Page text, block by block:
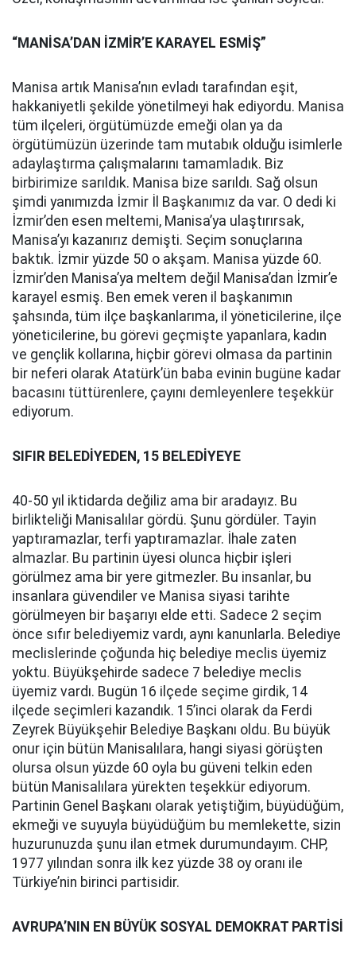
“MANİSA’DAN İZMİR’E KARAYEL ESMİŞ”
Manisa artık Manisa’nın evladı tarafından eşit,
hakkaniyetli şekilde yönetilmeyi hak ediyordu. Manisa
tüm ilçeleri, örgütümüzde emeği olan ya da
örgütümüzün üzerinde tam mutabık olduğu isimlerle
adaylaştırma çalışmalarını tamamladık. Biz
birbirimize sarıldık. Manisa bize sarıldı. Sağ olsun
şimdi yanımızda İzmir İl Başkanımız da var. O dedi ki
İzmir’den esen meltemi, Manisa’ya ulaştırırsak,
Manisa’yı kazanırız demişti. Seçim sonuçlarına
baktık. İzmir yüzde 50 o akşam. Manisa yüzde 60.
İzmir’den Manisa’ya meltem değil Manisa’dan İzmir’e
karayel esmiş. Ben emek veren il başkanımın
şahsında, tüm ilçe başkanlarıma, il yöneticilerine, ilçe
yöneticilerine, bu görevi geçmişte yapanlara, kadın
ve gençlik kollarına, hiçbir görevi olmasa da partinin
bir neferi olarak Atatürk’ün baba evinin bugüne kadar
bacasını tüttürenlere, çayını demleyenlere teşekkür
ediyorum.
SIFIR BELEDİYEDEN, 15 BELEDİYEYE
40-50 yıl iktidarda değiliz ama bir aradayız. Bu
birlikteliği Manisalılar gördü. Şunu gördüler. Tayin
yaptıramazlar, terfi yaptıramazlar. İhale zaten
almazlar. Bu partinin üyesi olunca hiçbir işleri
görülmez ama bir yere gitmezler. Bu insanlar, bu
insanlara güvendiler ve Manisa siyasi tarihte
görülmeyen bir başarıyı elde etti. Sadece 2 seçim
önce sıfır belediyemiz vardı, aynı kanunlarla. Belediye
meclislerinde çoğunda hiç belediye meclis üyemiz
yoktu. Büyükşehirde sadece 7 belediye meclis
üyemiz vardı. Bugün 16 ilçede seçime girdik, 14
ilçede seçimleri kazandık. 15’inci olarak da Ferdi
Zeyrek Büyükşehir Belediye Başkanı oldu. Bu büyük
onur için bütün Manisalılara, hangi siyasi görüşten
olursa olsun yüzde 60 oyla bu güveni telkin eden
bütün Manisalılara yürekten teşekkür ediyorum.
Partinin Genel Başkanı olarak yetiştiğim, büyüdüğüm,
ekmeği ve suyuyla büyüdüğüm bu memlekette, sizin
huzurunuzda şunu ilan etmek durumundayım. CHP,
1977 yılından sonra ilk kez yüzde 38 oy oranı ile
Türkiye’nin birinci partisidir.
AVRUPA’NIN EN BÜYÜK SOSYAL DEMOKRAT PARTİSİ